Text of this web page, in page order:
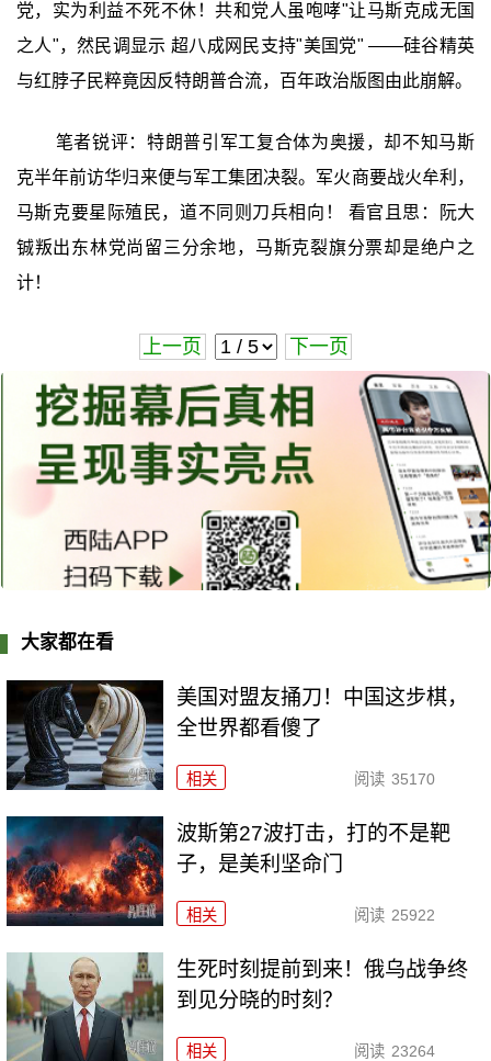
党，实为利益不死不休！共和党人虽咆哮"让马斯克成无国
之人"，然民调显示 超八成网民支持"美国党" ——硅谷精英
与红脖子民粹竟因反特朗普合流，百年政治版图由此崩解。
笔者锐评：特朗普引军工复合体为奥援，却不知马斯
克半年前访华归来便与军工集团决裂。军火商要战火牟利，
马斯克要星际殖民，道不同则刀兵相向！ 看官且思：阮大
铖叛出东林党尚留三分余地，马斯克裂旗分票却是绝户之
计！
上一页 下一页
大家都在看
美国对盟友捅刀！中国这步棋，
全世界都看傻了
相关 阅读 35170
波斯第27波打击，打的不是靶
子，是美利坚命门
相关 阅读 25922
生死时刻提前到来！俄乌战争终
到见分晓的时刻？
相关 阅读 23264